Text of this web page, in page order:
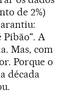
de 2%)
Pibão". A
Mas, com
Porque o
década